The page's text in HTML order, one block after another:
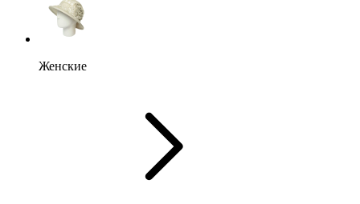
Женские